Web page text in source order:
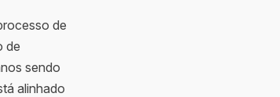
de
de
sendo
alinhado